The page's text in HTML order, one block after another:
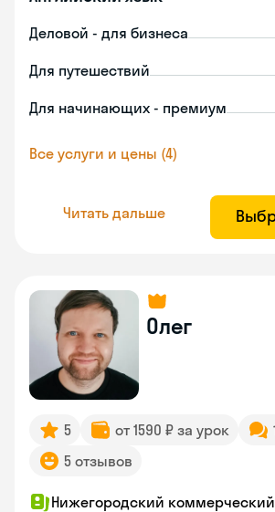
Деловой - для бизнеса
Для путешествий
Для начинающих - премиум
Все услуги и цены (4)
Читать дальше
Олег
5 от 1590 ₽ за урок
5 отзывов
Нижегородский коммерческий